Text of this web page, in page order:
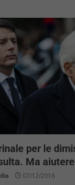
per le
Ma
07/12/2016